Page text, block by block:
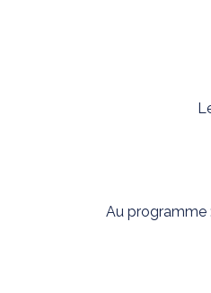
Au programme